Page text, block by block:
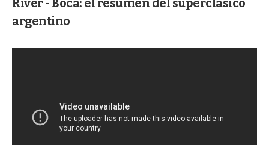
argentino